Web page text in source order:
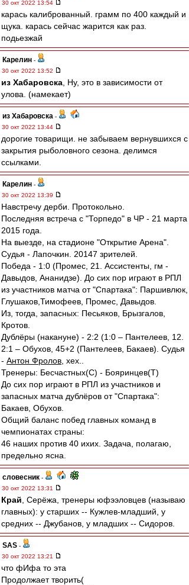
30 окт 2022 13:54
карась калиброванный. грамм по 400 каждый и
щука. карась сейчас жарится как раз.
подьезжай
Карелин -
30 окт 2022 13:52
из Хабаровска , Ну, это в зависимости от
улова. (намекает)
из Хабаровска -
30 окт 2022 13:44
дорогие товарищи. не забываем вернувшихся с
закрытия рыболовного сезона. делимся
ссылками.
Карелин -
30 окт 2022 13:39
Навстречу дерби. Протокольно.
Последняя встреча с "Торпедо" в ЧР - 21 марта
2015 года.
На выезде, на стадионе "Открытие Арена".
Судья - Лапочкин. 20147 зрителей.
Победа - 1:0 (Промес, 21. Ассистенты, гм -
Давыдов, Ананидзе). До сих пор играют в РПЛ
из участников матча от "Спартака": Паршивлюк,
Глушаков,Тимофеев, Промес, Давыдов.
Из, тогда, запасных: Песьяков, Брызгалов,
Кротов.
Дублёры (накануне) - 2:2 (1:0 – Пантелеев, 12.
2:1 – Обухов, 45+2 (Пантелеев, Бакаев). Судья
- Антон Фролов , хех..
Тренеры: Бесчастных(С) - Бояринцев(Т)
До сих пор играют в РПЛ из участников и
запасных матча дублёров от "Спартака":
Бакаев, Обухов.
Общий баланс побед главных команд в
чемпионатах страны:
46 наших против 40 ихих. Задача, полагаю,
предельно ясна.
словесник -
30 окт 2022 13:31
Край , Серёжа, тренеры юфээловцев (называю
главных): у старших -- Кужлев-младший, у
средних -- Джубанов, у младших -- Сидоров.
SAS -
30 окт 2022 13:21
что фИфа то эта
Продолжает творить(